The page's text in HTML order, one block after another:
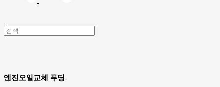
엔진오일교체 푸딩